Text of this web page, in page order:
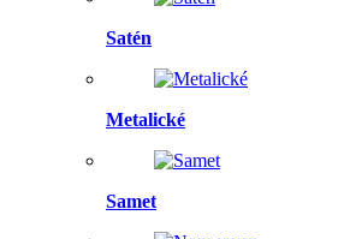
Satén
Metalické
Samet